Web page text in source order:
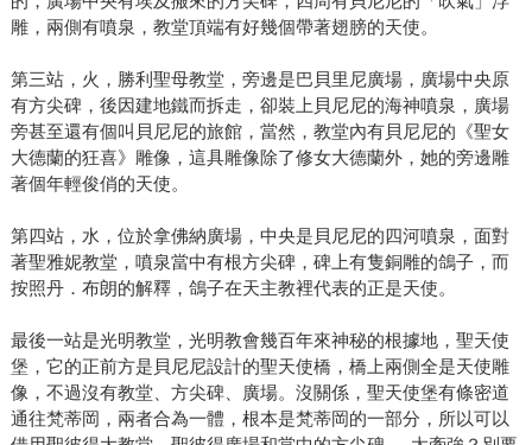
雕，兩側有噴泉，教堂頂端有好幾個帶著翅膀的天使。
第三站，火，勝利聖母教堂，旁邊是巴貝里尼廣場，廣場中央原
有方尖碑，後因建地鐵而拆走，卻裝上貝尼尼的海神噴泉，廣場
旁甚至還有個叫貝尼尼的旅館，當然，教堂內有貝尼尼的《聖女
大德蘭的狂喜》雕像，這具雕像除了修女大德蘭外，她的旁邊雕
著個年輕俊俏的天使。
第四站，水，位於拿佛納廣場，中央是貝尼尼的四河噴泉，面對
著聖雅妮教堂，噴泉當中有根方尖碑，碑上有隻銅雕的鴿子，而
按照丹．布朗的解釋，鴿子在天主教裡代表的正是天使。
最後一站是光明教堂，光明教會幾百年來神秘的根據地，聖天使
堡，它的正前方是貝尼尼設計的聖天使橋，橋上兩側全是天使雕
像，不過沒有教堂、方尖碑、廣場。沒關係，聖天使堡有條密道
通往梵蒂岡，兩者合為一體，根本是梵蒂岡的一部分，所以可以